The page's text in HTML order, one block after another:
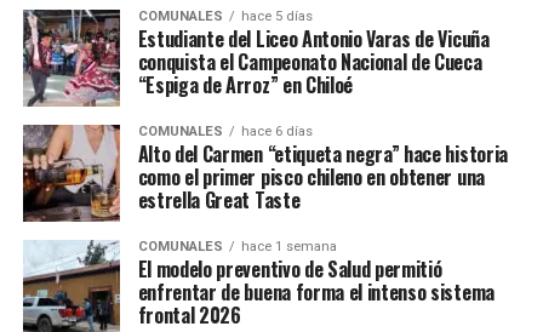
COMUNALES hace 5 días
Estudiante del Liceo Antonio Varas de Vicuña
conquista el Campeonato Nacional de Cueca
“Espiga de Arroz” en Chiloé
COMUNALES hace 6 días
Alto del Carmen “etiqueta negra” hace historia
como el primer pisco chileno en obtener una
estrella Great Taste
COMUNALES hace 1 semana
El modelo preventivo de Salud permitió
enfrentar de buena forma el intenso sistema
frontal 2026